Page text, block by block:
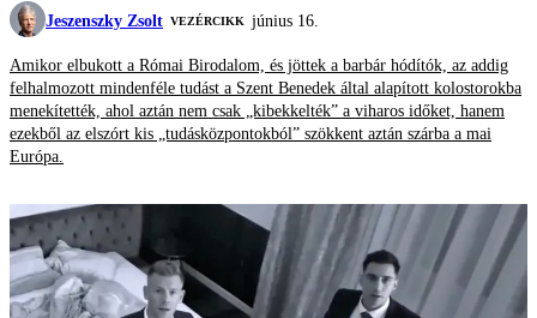
Jeszenszky Zsolt VEZÉRCIKK június 16.
Amikor elbukott a Római Birodalom, és jöttek a barbár hódítók, az addig
felhalmozott mindenféle tudást a Szent Benedek által alapított kolostorokba
menekítették, ahol aztán nem csak „kibekkelték” a viharos időket, hanem
ezekből az elszórt kis „tudásközpontokból” szökkent aztán szárba a mai
Európa.